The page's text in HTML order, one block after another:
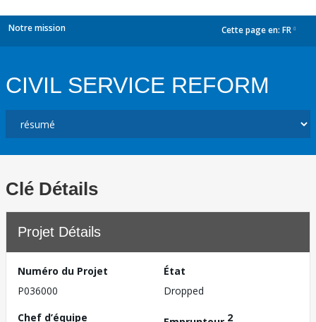
Notre mission Cette page en: FR
CIVIL SERVICE REFORM
Clé Détails
Projet Détails
Numéro du Projet
P036000
État
Dropped
Chef d’équipe
2